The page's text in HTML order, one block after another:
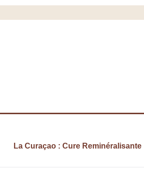
La Curaçao : Cure Reminéralisante